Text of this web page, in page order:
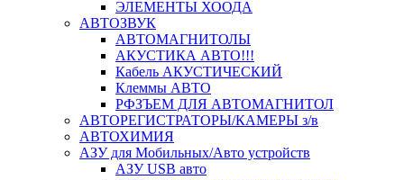
ЭЛЕМЕНТЫ ХООДА
АВТОЗВУК
АВТОМАГНИТОЛЫ
АКУСТИКА АВТО!!!
Кабель АКУСТИЧЕСКИЙ
Клеммы АВТО
РФЗЪЕМ ДЛЯ АВТОМАГНИТОЛ
АВТОРЕГИСТРАТОРЫ/КАМЕРЫ з/в
АВТОХИМИЯ
АЗУ для Мобильных/Авто устройств
АЗУ USB авто